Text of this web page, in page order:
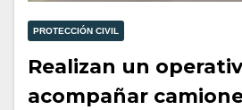
PROTECCIÓN CIVIL
Realizan un
acompañar